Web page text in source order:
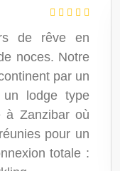
de rêve en
noces. Notre
par un
lodge type
à Zanzibar où
pour un
totale :